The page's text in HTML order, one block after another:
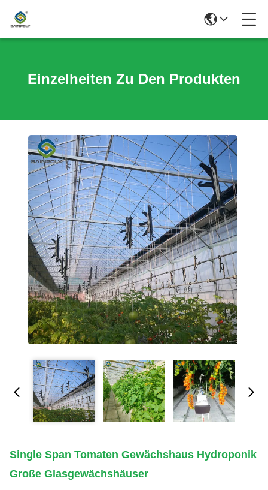
Einzelheiten Zu Den Produkten
Single Span Tomaten Gewächshaus Hydroponik
Große Glasgewächshäuser